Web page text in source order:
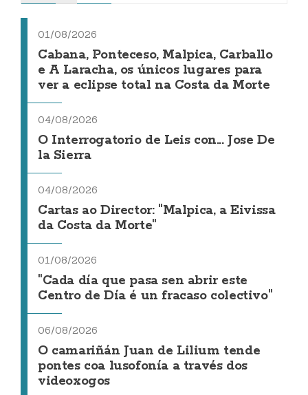
01/08/2026
Cabana, Ponteceso, Malpica, Carballo
e A Laracha, os únicos lugares para
ver a eclipse total na Costa da Morte
04/08/2026
O Interrogatorio de Leis con... Jose De
la Sierra
04/08/2026
Cartas ao Director: "Malpica, a Eivissa
da Costa da Morte"
01/08/2026
"Cada día que pasa sen abrir este
Centro de Día é un fracaso colectivo"
06/08/2026
O camariñán Juan de Lilium tende
pontes coa lusofonía a través dos
videoxogos